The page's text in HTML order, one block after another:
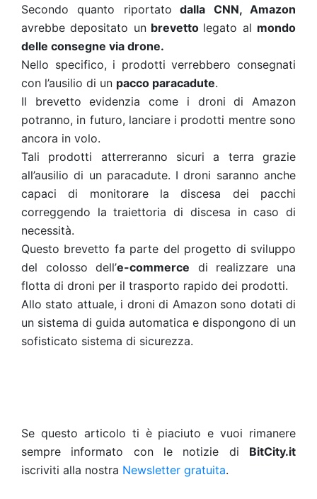
Secondo quanto riportato dalla CNN, Amazon
avrebbe depositato unbrevetto legato al mondo
delle consegne via drone.
Nello specifico, i prodotti verrebbero consegnati
con l’ausilio di un pacco paracadute.
Il brevetto evidenzia come i droni di Amazon
potranno, in futuro, lanciare i prodotti mentre sono
ancora in volo.
Tali prodotti atterreranno sicuri a terra grazie
all’ausilio di un paracadute. I droni saranno anche
capaci di monitorare la discesa dei pacchi
correggendo la traiettoria di discesa in caso di
necessità.
Questo brevetto fa parte del progetto di sviluppo
del colosso dell’e-commerce di realizzare una
flotta di droni per il trasporto rapido dei prodotti.
Allo stato attuale, i droni di Amazon sono dotati di
un sistema di guida automatica e dispongono di un
sofisticato sistema di sicurezza.
Se questo articolo ti è piaciuto e vuoi rimanere
sempre informato con le notizie di BitCity.it
iscriviti alla nostra Newsletter gratuita.